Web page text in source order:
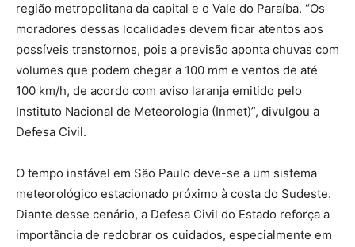
região metropolitana da capital e o Vale do Paraíba. “Os
moradores dessas localidades devem ficar atentos aos
possíveis transtornos, pois a previsão aponta chuvas com
volumes que podem chegar a 100 mm e ventos de até
100 km/h, de acordo com aviso laranja emitido pelo
Instituto Nacional de Meteorologia (Inmet)”, divulgou a
Defesa Civil.
O tempo instável em São Paulo deve-se a um sistema
meteorológico estacionado próximo à costa do Sudeste.
Diante desse cenário, a Defesa Civil do Estado reforça a
importância de redobrar os cuidados, especialmente em